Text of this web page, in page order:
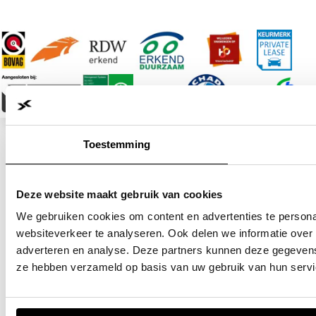
Toestemming
Deze website maakt gebruik van cookies
We gebruiken cookies om content en advertenties te
websiteverkeer te analyseren. Ook delen we informatie
adverteren en analyse. Deze partners kunnen deze
ze hebben verzameld op basis van uw gebruik van hun
(020-6500670) of e-mail (info@jvk,nl). We kijken ernaar uit u
te verwelkomen bij Janssen Van Kouwen! Team JVK staat voor
u klaar.
Aan deze advertentie kunnen geen rechten worden ontleend.
Wijzigingen, type- en drukfouten voorbehouden; wij zijn niet
aansprakelijk voor eventuele onjuistheden in de tekst of de